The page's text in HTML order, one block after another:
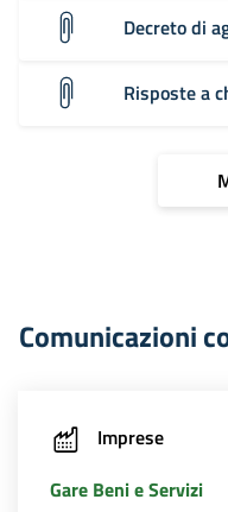
Decreto di
Risposte a
Comunicazioni
Imprese
Gare Beni e Servizi